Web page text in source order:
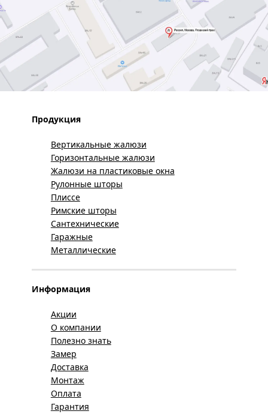
Продукция
Вертикальные жалюзи
Горизонтальные жалюзи
Жалюзи на пластиковые окна
Рулонные шторы
Плиссе
Римские шторы
Сантехнические
Гаражные
Металлические
Информация
Акции
О компании
Полезно знать
Замер
Доставка
Монтаж
Оплата
Гарантия